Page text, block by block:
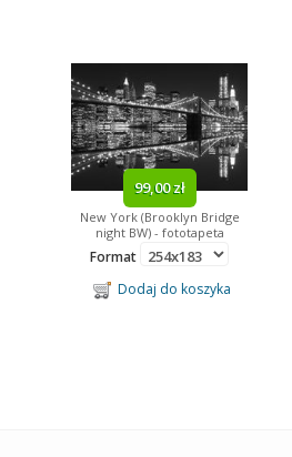
99,00 zł
New York (Brooklyn Bridge
night BW) - fototapeta
Format
Dodaj do koszyka